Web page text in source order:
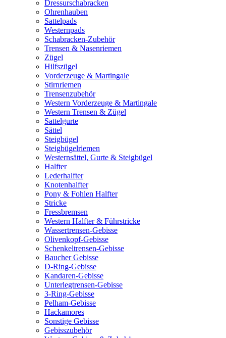
Dressurschabracken
Ohrenhauben
Sattelpads
Westernpads
Schabracken-Zubehör
Trensen & Nasenriemen
Zügel
Hilfszügel
Vorderzeuge & Martingale
Stirnriemen
Trensenzubehör
Western Vorderzeuge & Martingale
Western Trensen & Zügel
Sattelgurte
Sättel
Steigbügel
Steigbügelriemen
Westernsättel, Gurte & Steigbügel
Halfter
Lederhalfter
Knotenhalfter
Pony & Fohlen Halfter
Stricke
Fressbremsen
Western Halfter & Führstricke
Wassertrensen-Gebisse
Olivenkopf-Gebisse
Schenkeltrensen-Gebisse
Baucher Gebisse
D-Ring-Gebisse
Kandaren-Gebisse
Unterlegtrensen-Gebisse
3-Ring-Gebisse
Pelham-Gebisse
Hackamores
Sonstige Gebisse
Gebisszubehör